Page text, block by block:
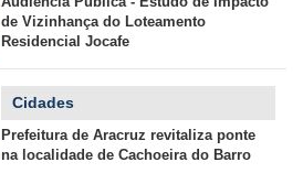
de Vizinhança do Loteamento
Residencial Jocafe
Cidades
Prefeitura de Aracruz revitaliza ponte
na localidade de Cachoeira do Barro